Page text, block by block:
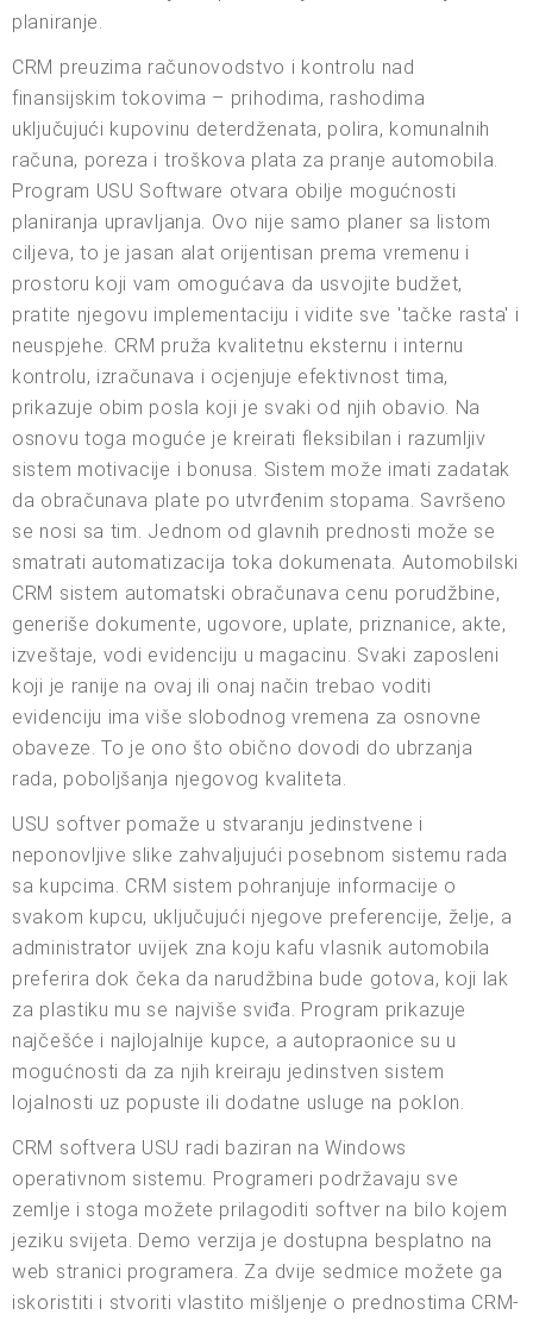
planiranje.
CRM preuzima računovodstvo i kontrolu nad
finansijskim tokovima – prihodima, rashodima
uključujući kupovinu deterdženata, polira, komunalnih
računa, poreza i troškova plata za pranje automobila.
Program USU Software otvara obilje mogućnosti
planiranja upravljanja. Ovo nije samo planer sa listom
ciljeva, to je jasan alat orijentisan prema vremenu i
prostoru koji vam omogućava da usvojite budžet,
pratite njegovu implementaciju i vidite sve 'tačke rasta' i
neuspjehe. CRM pruža kvalitetnu eksternu i internu
kontrolu, izračunava i ocjenjuje efektivnost tima,
prikazuje obim posla koji je svaki od njih obavio. Na
osnovu toga moguće je kreirati fleksibilan i razumljiv
sistem motivacije i bonusa. Sistem može imati zadatak
da obračunava plate po utvrđenim stopama. Savršeno
se nosi sa tim. Jednom od glavnih prednosti može se
smatrati automatizacija toka dokumenata. Automobilski
CRM sistem automatski obračunava cenu porudžbine,
generiše dokumente, ugovore, uplate, priznanice, akte,
izveštaje, vodi evidenciju u magacinu. Svaki zaposleni
koji je ranije na ovaj ili onaj način trebao voditi
evidenciju ima više slobodnog vremena za osnovne
obaveze. To je ono što obično dovodi do ubrzanja
rada, poboljšanja njegovog kvaliteta.
USU softver pomaže u stvaranju jedinstvene i
neponovljive slike zahvaljujući posebnom sistemu rada
sa kupcima. CRM sistem pohranjuje informacije o
svakom kupcu, uključujući njegove preferencije, želje, a
administrator uvijek zna koju kafu vlasnik automobila
preferira dok čeka da narudžbina bude gotova, koji lak
za plastiku mu se najviše sviđa. Program prikazuje
najčešće i najlojalnije kupce, a autopraonice su u
mogućnosti da za njih kreiraju jedinstven sistem
lojalnosti uz popuste ili dodatne usluge na poklon.
CRM softvera USU radi baziran na Windows
operativnom sistemu. Programeri podržavaju sve
zemlje i stoga možete prilagoditi softver na bilo kojem
jeziku svijeta. Demo verzija je dostupna besplatno na
web stranici programera. Za dvije sedmice možete ga
iskoristiti i stvoriti vlastito mišljenje o prednostima CRM-